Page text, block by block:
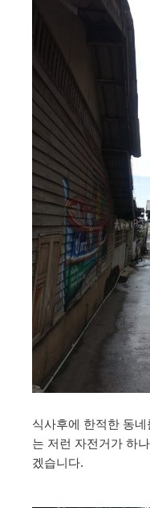
식사후에 한적한 동
는 저런 자전거가 하
겠습니다.